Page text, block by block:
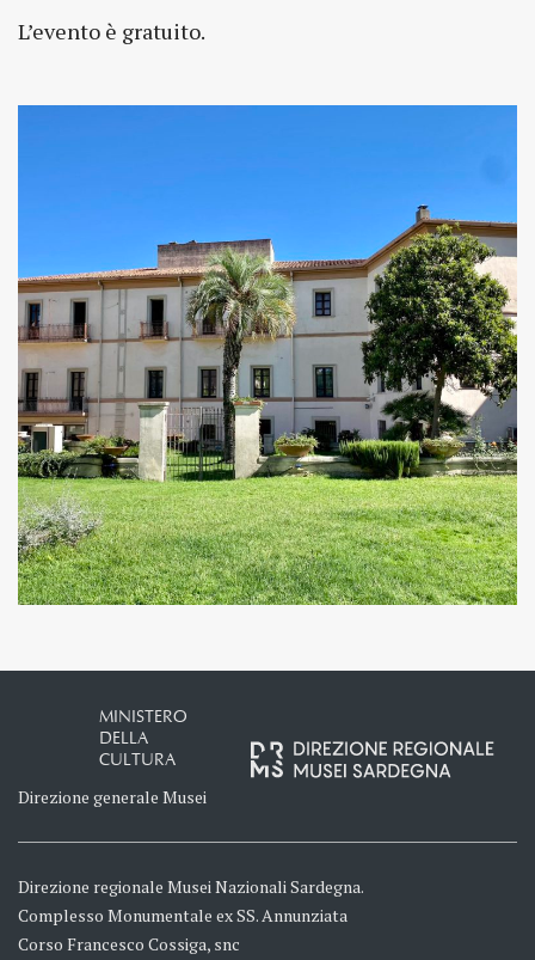
L’evento è gratuito.
MINISTERO
DELLA
CULTURA
Direzione generale Musei
Direzione regionale Musei Nazionali Sardegna.
Complesso Monumentale ex SS. Annunziata
Corso Francesco Cossiga, snc